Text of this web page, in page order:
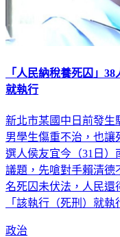
「人民納稅養死囚」
就執行
新北市某國中日前發生
男學生傷重不治，也
選人侯友宜今（31日
議題，先嗆對手賴清德
名死囚未伏法，人民還
「該執行（死刑）就執
政治